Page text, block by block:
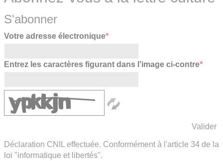
S'abonner
Votre adresse électronique*
Entrez les caractères figurant dans l'image ci-contre*
Déclaration CNIL effectuée. Conformément à l'article 34 de la
loi "informatique et libertés".